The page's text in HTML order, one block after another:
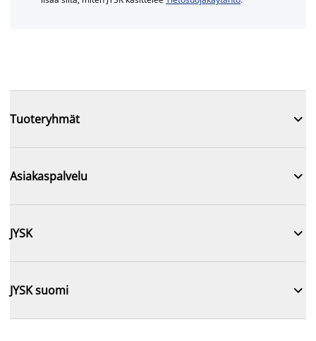
Tuoteryhmät 
Asiakaspalvelu 
JYSK 
JYSK suomi 